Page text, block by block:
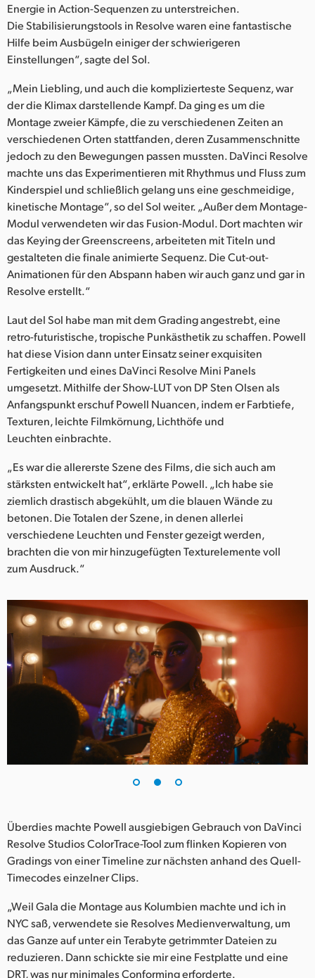
Turkey
UAE
United Kingdom
United States
Energie in Action-Sequenzen zu unterstreichen.
Die Stabilisierungstools in Resolve waren eine fantastische
Hilfe beim Ausbügeln einiger der schwierigeren
Einstellungen“, sagte del Sol.
„Mein Liebling, und auch die komplizierteste Sequenz, war
der die Klimax darstellende Kampf. Da ging es um die
Montage zweier Kämpfe, die zu verschiedenen Zeiten an
verschiedenen Orten stattfanden, deren Zusammenschnitte
jedoch zu den Bewegungen passen mussten. DaVinci Resolve
machte uns das Experimentieren mit Rhythmus und Fluss zum
Kinderspiel und schließlich gelang uns eine geschmeidige,
kinetische Montage“, so del Sol weiter. „Außer dem Montage-
Modul verwendeten wir das Fusion-Modul. Dort machten wir
das Keying der Greenscreens, arbeiteten mit Titeln und
gestalteten die finale animierte Sequenz. Die Cut-out-
Animationen für den Abspann haben wir auch ganz und gar in
Resolve erstellt.“
Laut del Sol habe man mit dem Grading angestrebt, eine
retro-futuristische, tropische Punkästhetik zu schaffen. Powell
hat diese Vision dann unter Einsatz seiner exquisiten
Fertigkeiten und eines DaVinci Resolve Mini Panels
umgesetzt. Mithilfe der Show-LUT von DP Sten Olsen als
Anfangspunkt erschuf Powell Nuancen, indem er Farbtiefe,
Texturen, leichte Filmkörnung, Lichthöfe und
Leuchten einbrachte.
„Es war die allererste Szene des Films, die sich auch am
stärksten entwickelt hat“, erklärte Powell. „Ich habe sie
ziemlich drastisch abgekühlt, um die blauen Wände zu
betonen. Die Totalen der Szene, in denen allerlei
verschiedene Leuchten und Fenster gezeigt werden,
brachten die von mir hinzugefügten Texturelemente voll
zum Ausdruck.“
Überdies machte Powell ausgiebigen Gebrauch von DaVinci
Resolve Studios ColorTrace-Tool zum flinken Kopieren von
Gradings von einer Timeline zur nächsten anhand des Quell-
Timecodes einzelner Clips.
„Weil Gala die Montage aus Kolumbien machte und ich in
NYC saß, verwendete sie Resolves Medienverwaltung, um
das Ganze auf unter ein Terabyte getrimmter Dateien zu
reduzieren. Dann schickte sie mir eine Festplatte und eine
DRT, was nur minimales Conforming erforderte.